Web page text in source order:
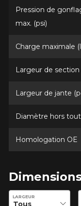
Pression de
max. (psi)
Charge maximale
Largeur de section
Largeur de jante
Diamètre hors
Homologation OE
Entrez les
LARGEUR
Option
Condition de
VOICI LES
Que